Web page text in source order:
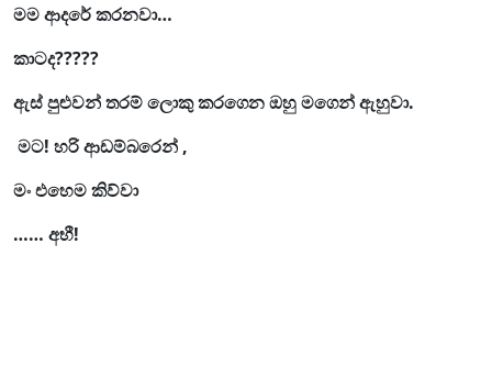
මම ආදරේ කරනවා…
කාටද?????
ඇස් පුළුවන් තරම් ලොකු කරගෙන ඔහු මගෙන් ඇහුවා.
මට! හරි ආඩම්බරෙන් ,
මං එහෙම කිව්වා
…… අභී!